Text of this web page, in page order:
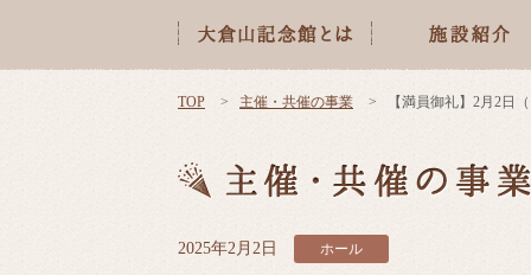
TOP 主催・共催の事業 【満員御礼】2月2日
2025年2月2日 ホール